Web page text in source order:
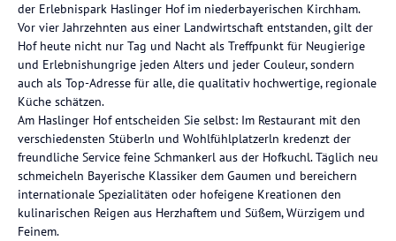
der Erlebnispark Haslinger Hof im niederbayerischen Kirchham.
Vor vier Jahrzehnten aus einer Landwirtschaft entstanden, gilt der
Hof heute nicht nur Tag und Nacht als Treffpunkt für Neugierige
und Erlebnishungrige jeden Alters und jeder Couleur, sondern
auch als Top-Adresse für alle, die qualitativ hochwertige, regionale
Küche schätzen.
Am Haslinger Hof entscheiden Sie selbst: Im Restaurant mit den
verschiedensten Stüberln und Wohlfühlplatzerln kredenzt der
freundliche Service feine Schmankerl aus der Hofkuchl. Täglich neu
schmeicheln Bayerische Klassiker dem Gaumen und bereichern
internationale Spezialitäten oder hofeigene Kreationen den
kulinarischen Reigen aus Herzhaftem und Süßem, Würzigem und
Feinem.